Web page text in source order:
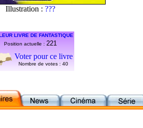
Illustration : ???
LIVRE DE FANTASTIQUE
Position actuelle : 221
Voter pour ce livre
Nombre de votes : 40